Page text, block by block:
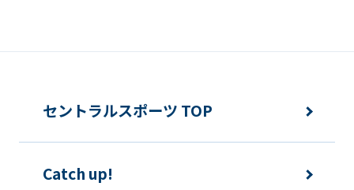
セントラルスポーツ TOP
Catch up!